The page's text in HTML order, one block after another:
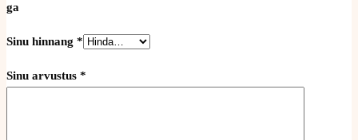
ga
Sinu hinnang *
Sinu arvustus *